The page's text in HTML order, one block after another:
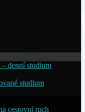
denní studium
studium
cestovní ruch